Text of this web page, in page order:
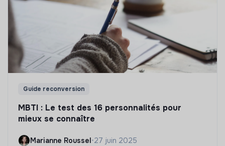
Guide reconversion
MBTI : Le test des 16 personnalités pour
mieux se connaître
Marianne Roussel•27 juin 2025